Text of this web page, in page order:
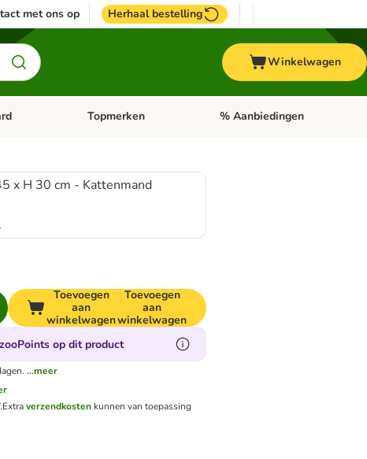
met ons op Herhaal bestelling
Winkelwagen
categorie menu: VogelOpen categorie menu: Paard
Topmerken Open categorie menu:
% Aanbiedingen
x H 30 cm - Kattenmand
Toevoegen
aan
winkelwagen
Toevoegen
aan
winkelwagen
op dit product
...meer
Extraverzendkosten kunnen van toepassing